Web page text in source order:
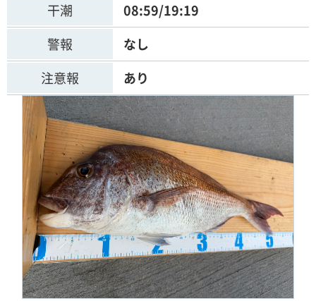
干潮
08:59/19:19
警報
なし
注意報
あり